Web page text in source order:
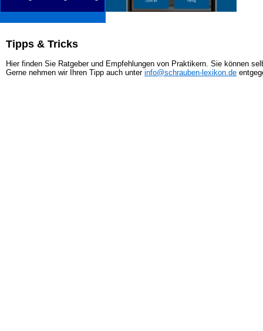
Tipps & Tricks
Hier finden Sie Ratgeber und Empfehlungen von Praktikern. Sie können
Gerne nehmen wir Ihren Tipp auch unter info@schrauben-lexikon.de